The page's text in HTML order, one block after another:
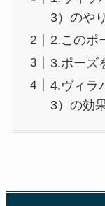
3）のや
2.このポ
3.ポーズ
4.ヴィラ
3）の効